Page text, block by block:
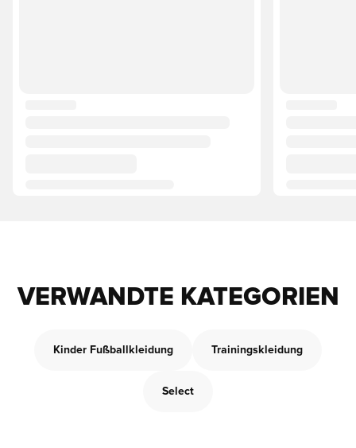
VERWANDTE KATEGORIEN
Kinder Fußballkleidung Trainingskleidung
Select